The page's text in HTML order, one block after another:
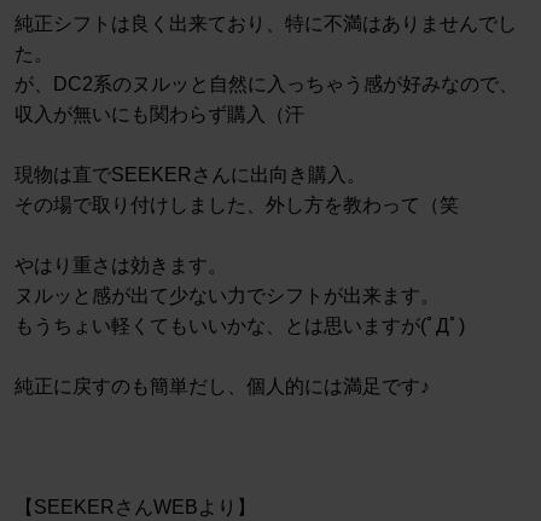
純正シフトは良く出来ており、特に不満はありませんでし
た。
が、DC2系のヌルッと自然に入っちゃう感が好みなので、
収入が無いにも関わらず購入（汗
現物は直でSEEKERさんに出向き購入。
その場で取り付けしました、外し方を教わって（笑
やはり重さは効きます。
ヌルッと感が出て少ない力でシフトが出来ます。
もうちょい軽くてもいいかな、とは思いますが(ﾟДﾟ)
純正に戻すのも簡単だし、個人的には満足です♪
【SEEKERさんWEBより】